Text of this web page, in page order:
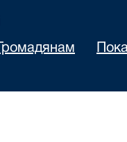
Громадянам